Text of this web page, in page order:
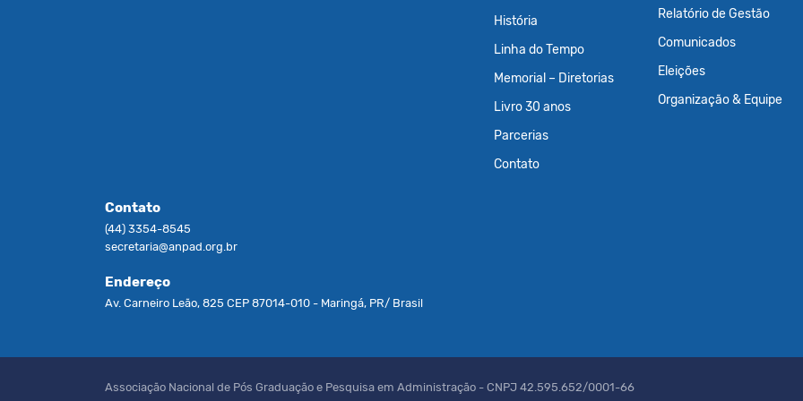
História
Linha do Tempo
Memorial – Diretorias
Livro 30 anos
Parcerias
Contato
Relatório de Gestão
Comunicados
Eleições
Organização & Equipe
Contato
(44) 3354-8545
secretaria@anpad.org.br
Endereço
Av. Carneiro Leão, 825 CEP 87014-010 - Maringá, PR/ Brasil
Associação Nacional de Pós Graduação e Pesquisa em Administração - CNPJ 42.595.652/0001-66